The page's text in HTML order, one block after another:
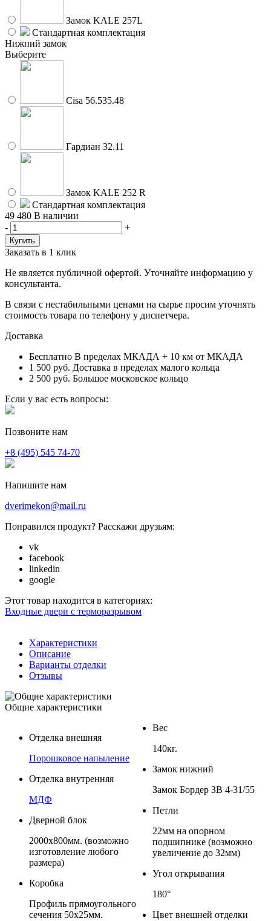
Замок KALE 257L
Стандартная комплектация
Нижний замок
Выберите
Cisa 56.535.48
Гардиан 32.11
Замок KALE 252 R
Стандартная комплектация
49 480 В наличии
-
+
Заказать в 1 клик
Не является публичной офертой. Уточняйте информацию у
консультанта.
В связи с нестабильными ценами на сырье просим уточнять
стоимость товара по телефону у диспетчера.
Доставка
Бесплатно В пределах МКАДА + 10 км от МКАДА
1 500 руб. Доставка в пределах малого кольца
2 500 руб. Большое московское кольцо
Если у вас есть вопросы:
Позвоните нам
+8 (495) 545 74-70
Напишите нам
dverimekon@mail.ru
Понравился продукт? Расскажи друзьям:
vk
facebook
linkedin
google
Этот товар находится в категориях:
Входные двери с терморазрывом
Характеристики
Описание
Варианты отделки
Отзывы
Общие характеристики
Отделка внешняя
Порошковое напыление
Отделка внутренняя
МДФ
Дверной блок
2000x800мм. (возможно
изготовление любого
размера)
Коробка
Профиль прямоугольного
сечения 50x25мм.
Вес
140кг.
Замок нижний
Замок Бордер ЗВ 4-31/55
Петли
22мм на опорном
подшипнике (возможно
увеличение до 32мм)
Угол открывания
180°
Цвет внешней отделки